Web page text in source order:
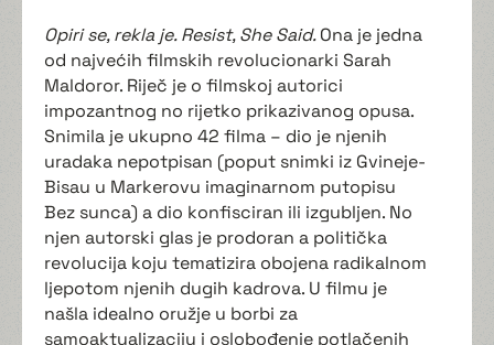
Opiri se, rekla je. Resist, She Said.Ona je jedna
od najvećih filmskih revolucionarki Sarah
Maldoror. Riječ je o filmskoj autorici
impozantnog no rijetko prikazivanog opusa.
Snimila je ukupno 42 filma – dio je njenih
uradaka nepotpisan (poput snimki iz Gvineje-
Bisau u Markerovu imaginarnom putopisu
Bez sunca) a dio konfisciran ili izgubljen. No
njen autorski glas je prodoran a politička
revolucija koju tematizira obojena radikalnom
ljepotom njenih dugih kadrova. U filmu je
našla idealno oružje u borbi za
samoaktualizaciju i oslobođenje potlačenih